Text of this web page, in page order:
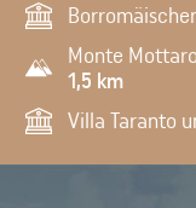
Monte
1,5 km
Villa Taranto